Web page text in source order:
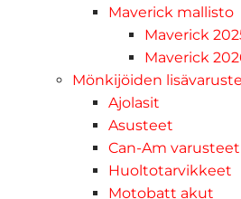
Maverick mallisto
Maverick
Maverick
Mönkijöiden
Ajolasit
Asusteet
Can-Am varusteet
Huoltotarvikkeet
Motobatt akut